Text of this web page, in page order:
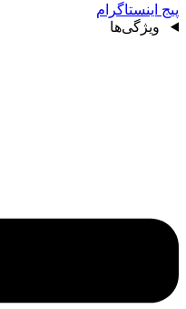
پیج اینستاگرام
ویژگی‌ها